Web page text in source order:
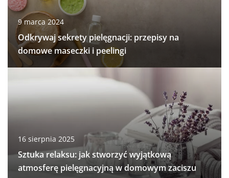
9 marca 2024
Odkrywaj sekrety pielęgnacji: przepisy na
domowe maseczki i peelingi
16 sierpnia 2025
Sztuka relaksu: jak stworzyć wyjątkową
atmosferę pielęgnacyjną w domowym zaciszu